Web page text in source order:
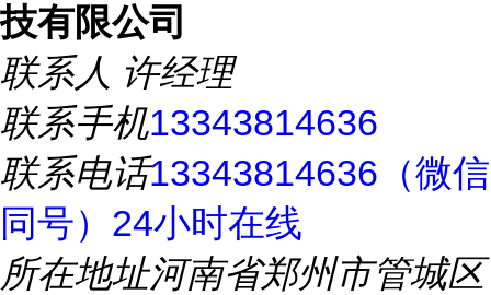
技有限公司
联系人 许经理
联系手机13343814636
联系电话13343814636（微信
同号）24小时在线
所在地址河南省郑州市管城区